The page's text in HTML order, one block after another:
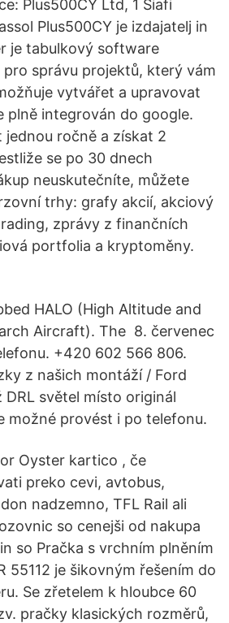
Plus500CY Ltd, 1 Siafi
Plus500CY je izdajatelj in
je tabulkový software
správu projektů, který vám
vytvářet a upravovat
plně integrován do google.
ročně a získat 2
se po 30 dnech
neuskutečníte, můžete
trhy: grafy akcií, akciový
zprávy z finančních
portfolia a kryptoměny.
HALO (High Altitude and
Aircraft). The 8. červenec
+420 602 566 806.
z našich montáží / Ford
světel místo originál
možné provést i po telefonu.
Oyster kartico , če
preko cevi, avtobus,
nadzemno, TFL Rail ali
so cenejši od nakupa
so Pračka s vrchním plněním
55112 je šikovným řešením do
Se zřetelem k hloubce 60
pračky klasických rozměrů,